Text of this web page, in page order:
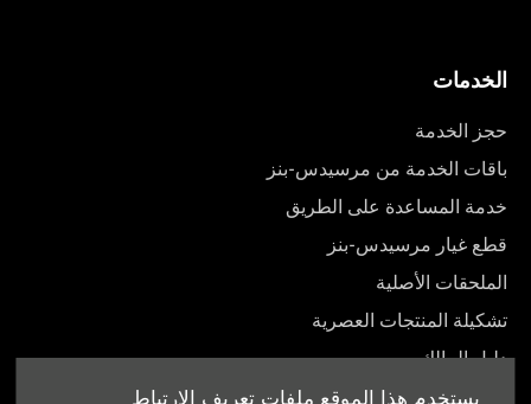
يستخدم هذا الموقع ملفات تعريف الارتباط
الخدمات
حجز الخدمة
باقات الخدمة من مرسيدس-بنز
خدمة المساعدة على الطريق
قطع غيار مرسيدس-بنز
الملحقات الأصلية
تشكيلة المنتجات العصرية
دليل المالك